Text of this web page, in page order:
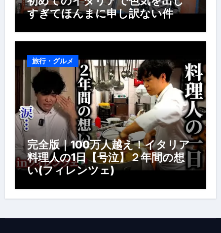
すぎてほんまに申し訳ない件
旅行・グルメ
完全版｜100万人越え！イタリア
料理人の1日【号泣】２年間の想
い(フィレンツェ)